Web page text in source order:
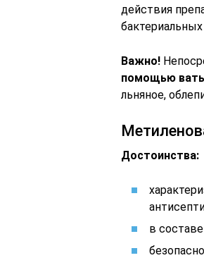
действия
бактериальных
Важно!
помощью
льняное,
Достоинства:
в составе